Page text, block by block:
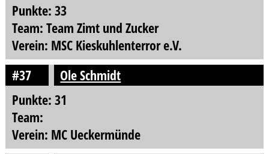
Punkte: 33
Team: Team Zimt und Zucker
Verein: MSC Kieskuhlenterror e.V.
#37
Ole Schmidt
Punkte: 31
Team:
Verein: MC Ueckermünde